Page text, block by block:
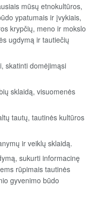
mūsų etnokultūros,
ypatumais ir įvykiais,
krypčių, meno ir mokslo
ugdymą ir tautiečių
skatinti domėjimąsi
sklaidą, visuomenės
tautų, tautinės kultūros
ir veiklų sklaidą.
sukurti informacinę
rūpimais tautinės
gyvenimo būdo